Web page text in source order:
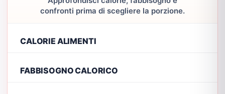
confronti prima di scegliere la porzione.
CALORIE ALIMENTI
FABBISOGNO CALORICO